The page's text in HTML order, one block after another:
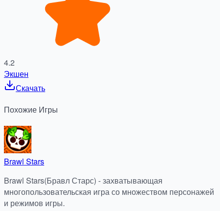
4.2
Экшен
Скачать
Похожие Игры
Brawl Stars
Brawl Stars(Бравл Старс) - захватывающая
многопользовательская игра со множеством персонажей
и режимов игры.